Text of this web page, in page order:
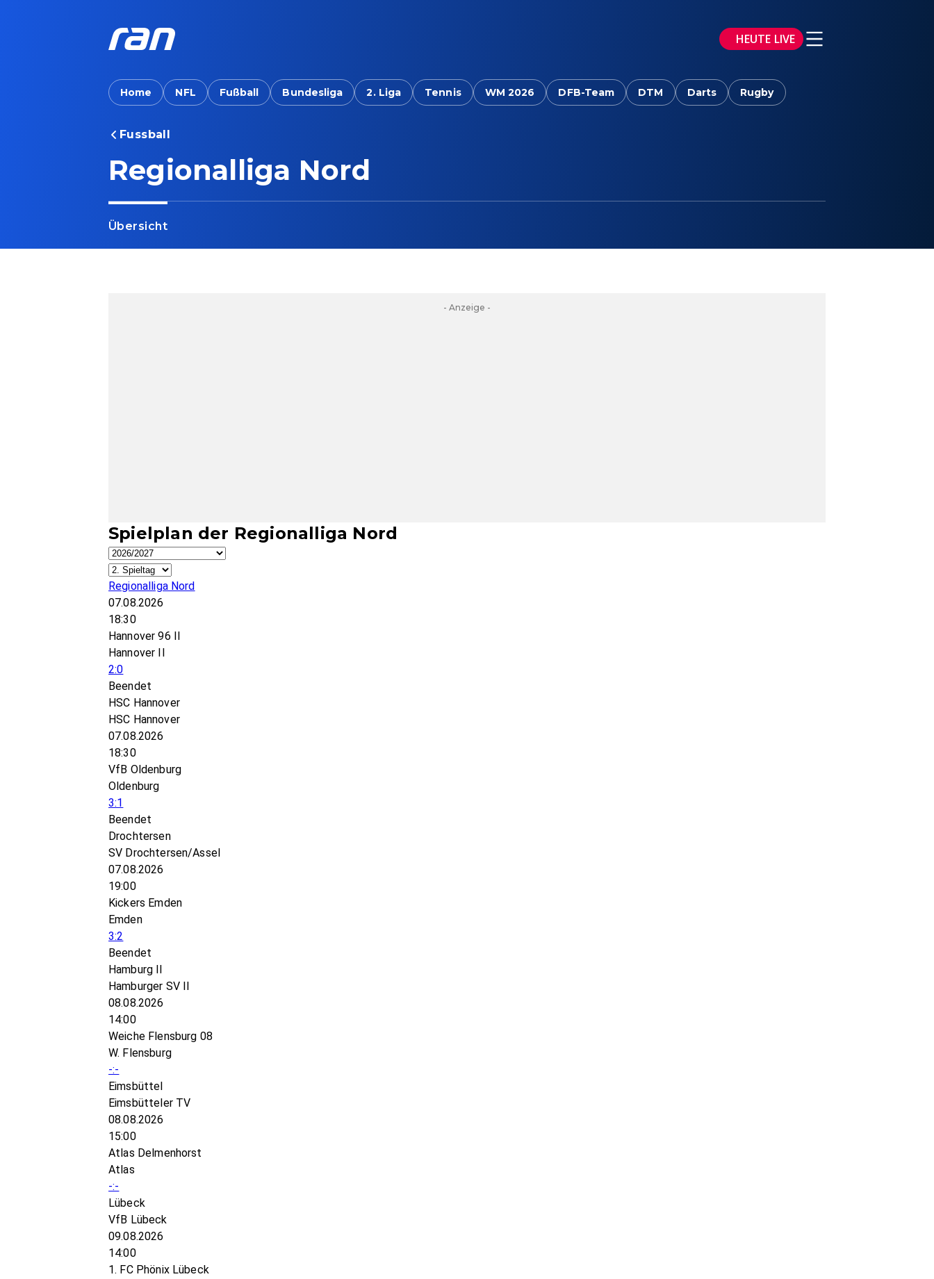
HEUTE LIVE
Home NFL Fußball Bundesliga 2. Liga Tennis WM 2026 DFB-Team DTM Darts Rugby
Fussball
Regionalliga Nord
Übersicht
- Anzeige -
Spielplan der Regionalliga Nord
Regionalliga Nord
07.08.2026
18:30
Hannover 96 II
Hannover II
2:0
Beendet
HSC Hannover
HSC Hannover
07.08.2026
18:30
VfB Oldenburg
Oldenburg
3:1
Beendet
Drochtersen
SV Drochtersen/Assel
07.08.2026
19:00
Kickers Emden
Emden
3:2
Beendet
Hamburg II
Hamburger SV II
08.08.2026
14:00
Weiche Flensburg 08
W. Flensburg
-:-
Eimsbüttel
Eimsbütteler TV
08.08.2026
15:00
Atlas Delmenhorst
Atlas
-:-
Lübeck
VfB Lübeck
09.08.2026
14:00
1. FC Phönix Lübeck